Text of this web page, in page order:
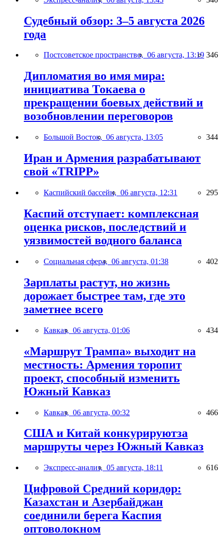
Судебный обзор: 3–5 августа 2026
года
Постсоветское пространство, 06 августа, 13:19 346
Дипломатия во имя мира:
инициатива Токаева о
прекращении боевых действий и
возобновлении переговоров
Большой Восток, 06 августа, 13:05 344
Иран и Армения разрабатывают
свой «TRIPP»
Каспийский бассейн, 06 августа, 12:31 295
Каспий отступает: комплексная
оценка рисков, последствий и
уязвимостей водного баланса
Социальная сфера, 06 августа, 01:38 402
Зарплаты растут, но жизнь
дорожает быстрее там, где это
заметнее всего
Кавказ, 06 августа, 01:06 434
«Маршрут Трампа» выходит на
местность: Армения торопит
проект, способный изменить
Южный Кавказ
Кавказ, 06 августа, 00:32 466
США и Китай конкурируютза
маршруты через Южный Кавказ
Экспресс-анализ, 05 августа, 18:11 616
Цифровой Средний коридор:
Казахстан и Азербайджан
соединили берега Каспия
оптоволокном